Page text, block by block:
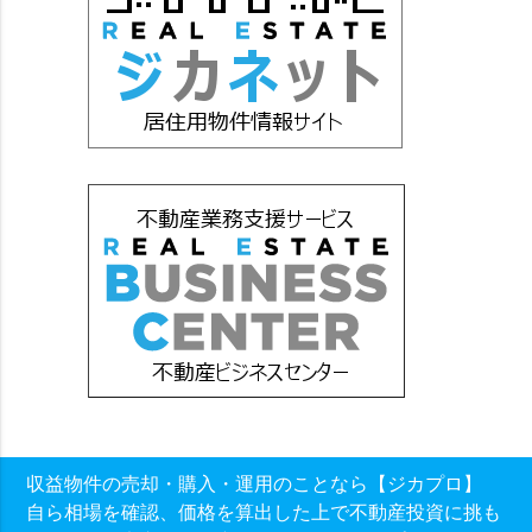
収益物件の売却・購入・運用のことなら【ジカプロ】
自ら相場を確認、価格を算出した上で不動産投資に挑も